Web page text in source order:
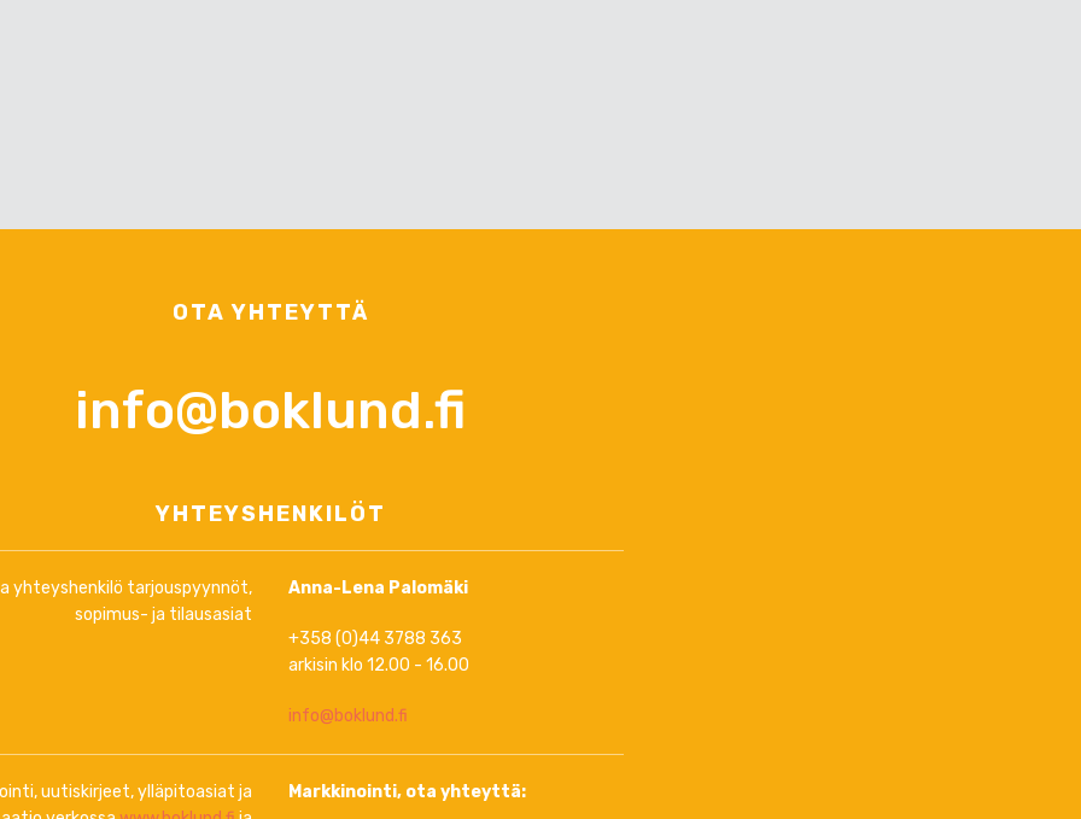
OTA YHTEYTTÄ
info@boklund.fi
YHTEYSHENKILÖT
yhteyshenkilö tarjouspyynnöt,
sopimus- ja tilausasiat
Anna-Lena Palomäki
+358 (0)44 3788 363
arkisin klo 12.00 - 16.00
info@boklund.fi
uutiskirjeet, ylläpitoasiat ja
Markkinointi, ota yhteyttä: